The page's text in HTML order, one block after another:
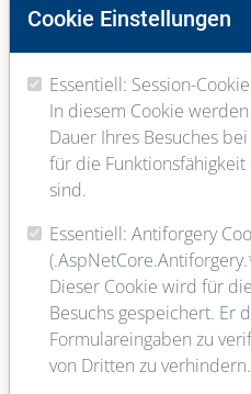
Ort
E-Mail
Telefon
Cookie Einstellungen
Essentiell: Session-
In diesem Cookie
Dauer Ihres Besuches
für die
sind.
Essentiell: Antiforgery
Dieser Cookie wird für
Besuchs gespeichert. Er
Formulareingaben zu
von Dritten zu verhindern.